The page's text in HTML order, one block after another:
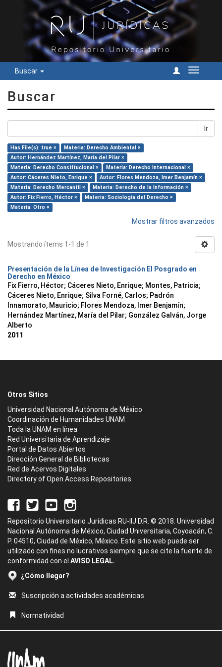
Buscar
Cambiar
Buscar
Ir
Has File(s): true ×
Materia: Derecho Ambiental ×
Autor: Hernández Martínez, María del Pilar ×
Materia: Derecho Constitucional ×
Materia: Derecho Internacional ×
Autor: Cáceres Nieto, Enrique ×
Autor: Flores Mendoza, Imer Benjamín ×
Materia: Derecho Mercantil ×
Materia: Derecho de la Información ×
Autor: Fix Fierro, Héctor ×
Materia: Sociología del Derecho ×
Materia: Otro ×
Mostrar filtros avanzados
Mostrando ítems 1-1 de 1
Presentación de la Línea de Investigación El Posgrado en
Derecho en México
Fix Fierro, Héctor; Cáceres Nieto, Enrique; Montes, Patricia;
Cáceres Nieto, Enrique; Silva Forné, Carlos; Padrón
Innamorato, Mauricio; Flores Mendoza, Imer Benjamín;
Hernández Martínez, María del Pilar; González Galván, Jorge
Alberto
2011
Otros Sitios
Universidad Nacional Autónoma de México
Coordinación de Humanidades UNAM
Toda la UNAM en línea
Red Universitaria de Aprendizaje
Portal de Datos Abiertos
Dirección General de Bibliotecas
Red de Acervos Digitales
Directory of Open Access Repositories
Repositorio Universitario Jurídicas RU-IIJ D.R. © 2018. Universidad
Nacional Autónoma de México, Ciudad Universitaria, Coyoacán, C.
P. 04510, Ciudad de México, México. Este sitio web puede ser
utilizado con fines no lucrativos siempre que se cite la fuente de
conformidad con el AVISO LEGAL.
¿Cómo llegar?
Suscripción a actividades académicas
Normatividad